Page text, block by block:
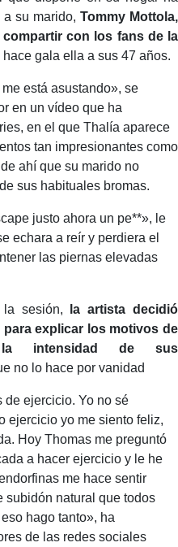
su marido, Tommy Mottola,
con los fans de la
gala ella a sus 47 años.
está asustando», se
en un vídeo que ha
en el que Thalía aparece
tan impresionantes como
ahí que su marido no
sus habituales bromas.
justo ahora un pe**», le
echara a reír y perdiera el
las piernas elevadas
sesión,
la artista decidió
explicar los motivos de
intensidad de sus
no lo hace por vanidad
de ejercicio. Yo no sé
ejercicio yo me siento feliz,
Hoy Thomas me preguntó
a hacer ejercicio y le he
me hace sentir
subidón natural que todos
hago tanto», ha
de las redes sociales